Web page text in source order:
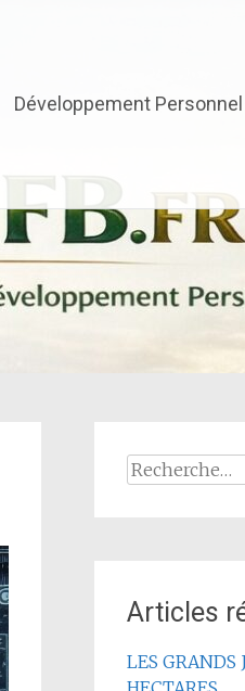
Développement Personnel
Rechercher :
Articles
LES GRANDS